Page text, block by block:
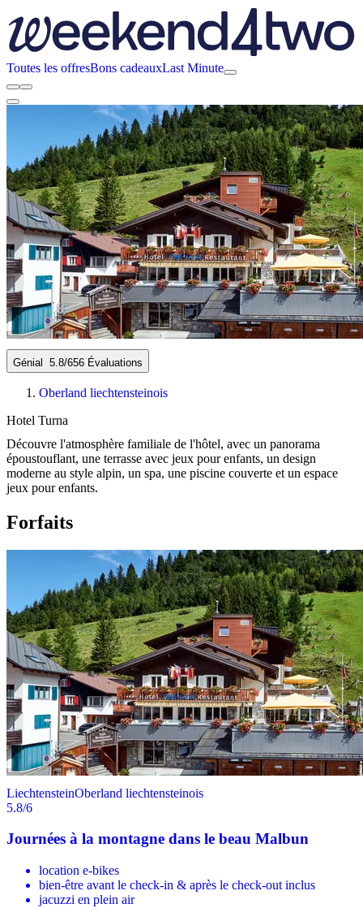
Toutes les offresBons cadeauxLast Minute
Génial 5.8/656 Évaluations
Oberland liechtensteinois
Hotel Turna
Découvre l'atmosphère familiale de l'hôtel, avec un panorama
époustouflant, une terrasse avec jeux pour enfants, un design
moderne au style alpin, un spa, une piscine couverte et un espace
jeux pour enfants.
Forfaits
LiechtensteinOberland liechtensteinois
5.8/6
Journées à la montagne dans le beau Malbun
location e-bikes
bien-être avant le check-in & après le check-out inclus
jacuzzi en plein air